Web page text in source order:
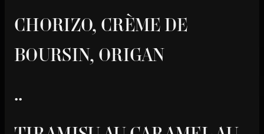
CHORIZO, CRÈME DE
BOURSIN, ORIGAN
..